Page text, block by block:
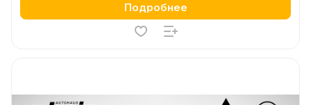
Подробнее